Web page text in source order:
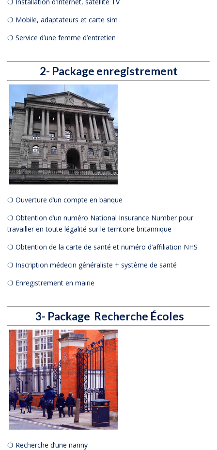
❍ Mobile, adaptateurs et carte sim
❍ Service d’une femme d’entretien
2- Package enregistrement
❍ Ouverture d’un compte en banque
❍ Obtention d’un numéro National Insurance Number pour
travailler en toute légalité sur le territoire britannique
❍ Obtention de la carte de santé et numéro d’affiliation NHS
❍ Inscription médecin généraliste + système de santé
❍ Enregistrement en mairie
3- Package Recherche Écoles
❍ Recherche d’une nanny